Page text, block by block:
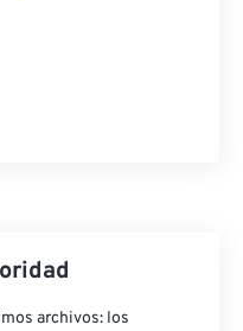
archivos: los